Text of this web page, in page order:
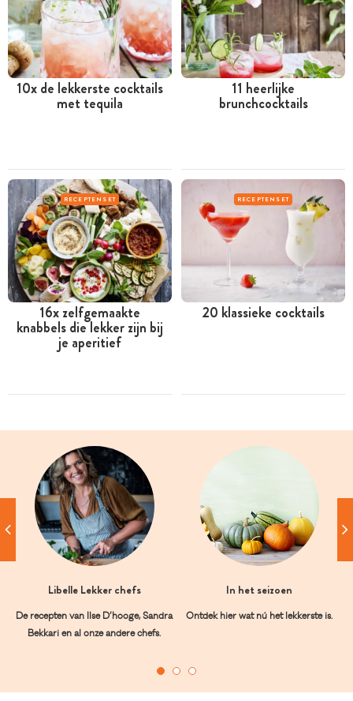
10x de lekkerste cocktails
met tequila
11 heerlijke
brunchcocktails
RECEPTENSET
16x zelfgemaakte
knabbels die lekker zijn bij
je aperitief
RECEPTENSET
20 klassieke cocktails
Libelle Lekker chefs
De recepten van Ilse D’hooge, Sandra
Bekkari en al onze andere chefs.
In het seizoen
Ontdek hier wat nú het lekkerste is.